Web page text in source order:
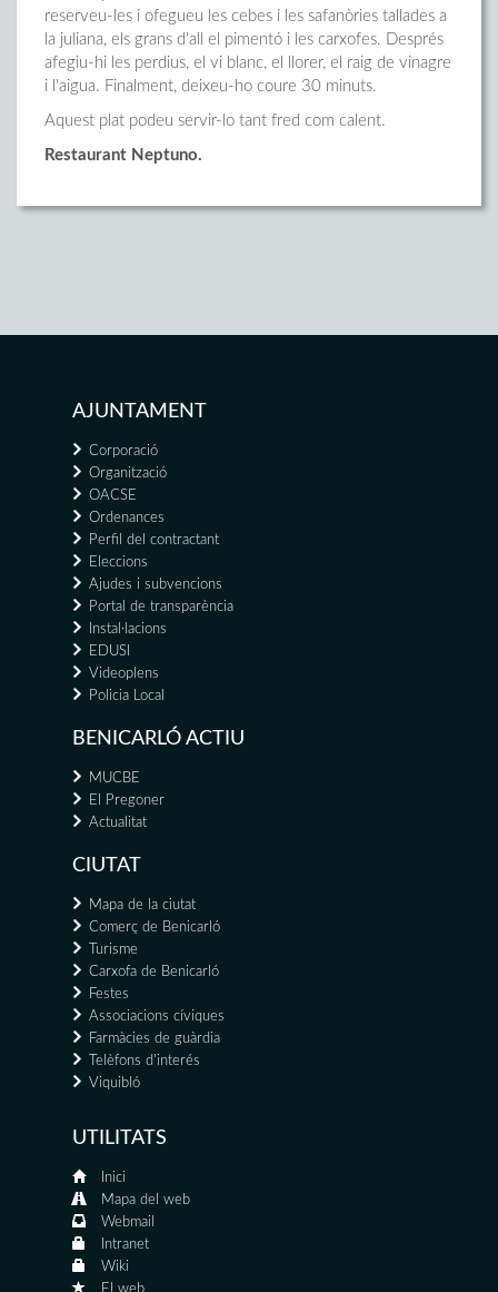
reserveu-les i ofegueu les cebes i les safanòries tallades a
la juliana, els grans d'all el pimentó i les carxofes. Després
afegiu-hi les perdius, el vi blanc, el llorer, el raig de vinagre
i l'aigua. Finalment, deixeu-ho coure 30 minuts.
Aquest plat podeu servir-lo tant fred com calent.
Restaurant Neptuno.
AJUNTAMENT
Corporació
Organització
OACSE
Ordenances
Perfil del contractant
Eleccions
Ajudes i subvencions
Portal de transparència
Instal·lacions
EDUSI
Videoplens
Policia Local
BENICARLÓ ACTIU
MUCBE
El Pregoner
Actualitat
CIUTAT
Mapa de la ciutat
Comerç de Benicarló
Turisme
Carxofa de Benicarló
Festes
Associacions cíviques
Farmàcies de guàrdia
Telèfons d'interés
Viquibló
UTILITATS
Inici
Mapa del web
Webmail
Intranet
Wiki